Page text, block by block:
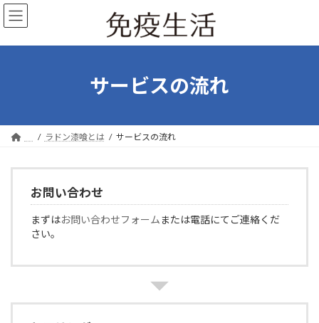
コ
ン
ン
ナ
ビ
ー
サービスの流れ
ラドン漆喰とは サービスの流れ
お問い合わせ
まずはお問い合わせフォームまたは電話にてご連絡くだ
さい。